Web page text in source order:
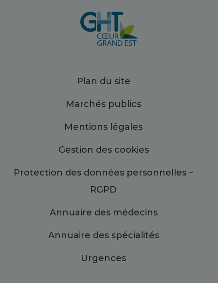
Plan du site
Marchés publics
Mentions légales
Gestion des cookies
Protection des données personnelles –
RGPD
Annuaire des médecins
Annuaire des spécialités
Urgences